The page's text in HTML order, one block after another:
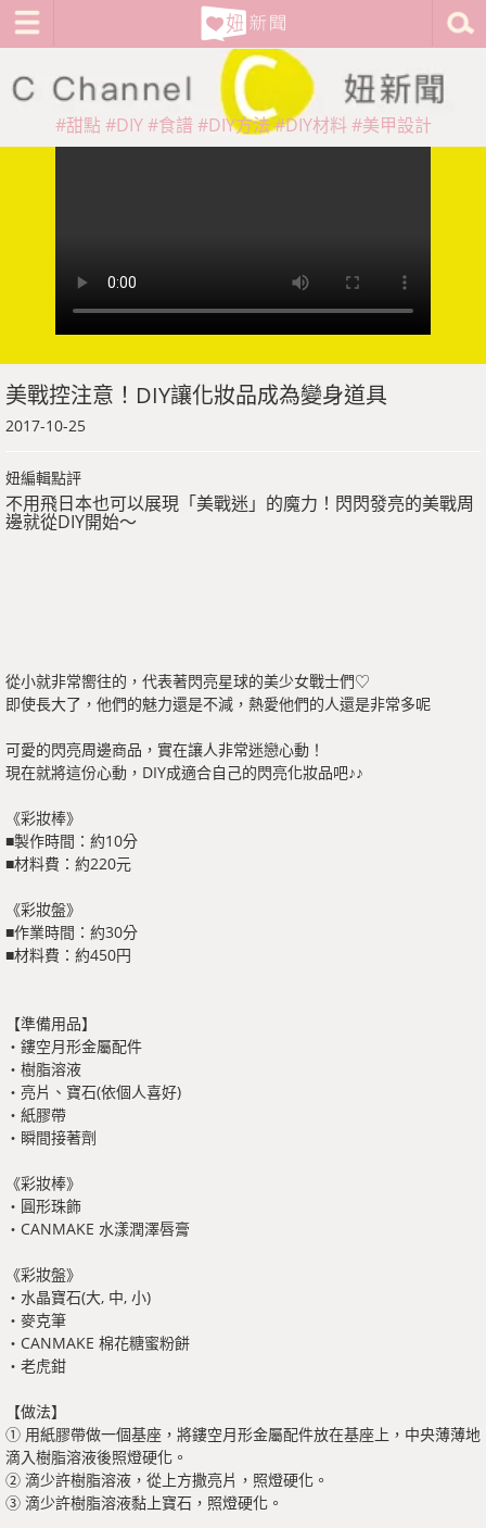
#甜點 #DIY #食譜 #DIY方法#DIY材料 #美甲設計
美戰控注意！DIY讓化妝品成為變身道具
2017-10-25
妞編輯點評
不用飛日本也可以展現「美戰迷」的魔力！閃閃發亮的美戰周
邊就從DIY開始～
從小就非常嚮往的，代表著閃亮星球的美少女戰士們♡
即使長大了，他們的魅力還是不減，熱愛他們的人還是非常多呢
可愛的閃亮周邊商品，實在讓人非常迷戀心動！
現在就將這份心動，DIY成適合自己的閃亮化妝品吧♪♪
《彩妝棒》
■製作時間：約10分
■材料費：約220元
《彩妝盤》
■作業時間：約30分
■材料費：約450円
【準備用品】
・鏤空月形金屬配件
・樹脂溶液
・亮片、寶石(依個人喜好)
・紙膠帶
・瞬間接著劑
《彩妝棒》
・圓形珠飾
・CANMAKE 水漾潤澤唇膏
《彩妝盤》
・水晶寶石(大, 中, 小)
・麥克筆
・CANMAKE 棉花糖蜜粉餅
・老虎鉗
【做法】
① 用紙膠帶做一個基座，將鏤空月形金屬配件放在基座上，中央薄薄地
滴入樹脂溶液後照燈硬化。
② 滴少許樹脂溶液，從上方撒亮片，照燈硬化。
③ 滴少許樹脂溶液黏上寶石，照燈硬化。